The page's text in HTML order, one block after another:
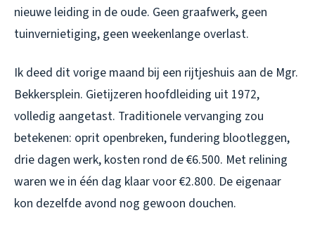
nieuwe leiding in de oude. Geen graafwerk, geen
tuinvernietiging, geen weekenlange overlast.
Ik deed dit vorige maand bij een rijtjeshuis aan de Mgr.
Bekkersplein. Gietijzeren hoofdleiding uit 1972,
volledig aangetast. Traditionele vervanging zou
betekenen: oprit openbreken, fundering blootleggen,
drie dagen werk, kosten rond de €6.500. Met relining
waren we in één dag klaar voor €2.800. De eigenaar
kon dezelfde avond nog gewoon douchen.